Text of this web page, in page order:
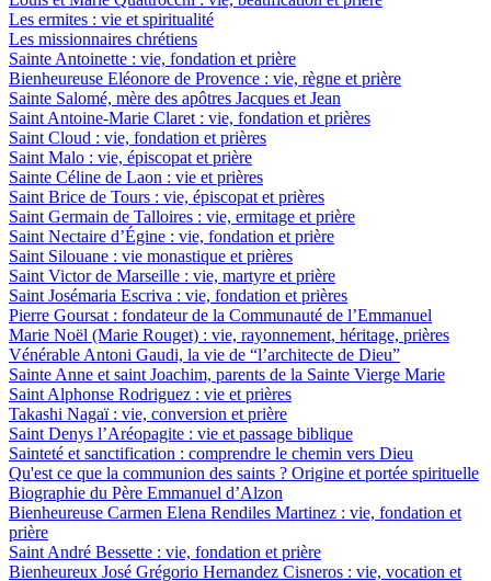
Les ermites : vie et spiritualité
Les missionnaires chrétiens
Sainte Antoinette : vie, fondation et prière
Bienheureuse Eléonore de Provence : vie, règne et prière
Sainte Salomé, mère des apôtres Jacques et Jean
Saint Antoine-Marie Claret : vie, fondation et prières
Saint Cloud : vie, fondation et prières
Saint Malo : vie, épiscopat et prière
Sainte Céline de Laon : vie et prières
Saint Brice de Tours : vie, épiscopat et prières
Saint Germain de Talloires : vie, ermitage et prière
Saint Nectaire d’Égine : vie, fondation et prière
Saint Silouane : vie monastique et prières
Saint Victor de Marseille : vie, martyre et prière
Saint Josémaria Escriva : vie, fondation et prières
Pierre Goursat : fondateur de la Communauté de l’Emmanuel
Marie Noël (Marie Rouget) : vie, rayonnement, héritage, prières
Vénérable Antoni Gaudi, la vie de “l’architecte de Dieu”
Sainte Anne et saint Joachim, parents de la Sainte Vierge Marie
Saint Alphonse Rodriguez : vie et prières
Takashi Nagaï : vie, conversion et prière
Saint Denys l’Aréopagite : vie et passage biblique
Sainteté et sanctification : comprendre le chemin vers Dieu
Qu'est ce que la communion des saints ? Origine et portée spirituelle
Biographie du Père Emmanuel d’Alzon
Bienheureuse Carmen Elena Rendiles Martinez : vie, fondation et
prière
Saint André Bessette : vie, fondation et prière
Bienheureux José Grégorio Hernandez Cisneros : vie, vocation et